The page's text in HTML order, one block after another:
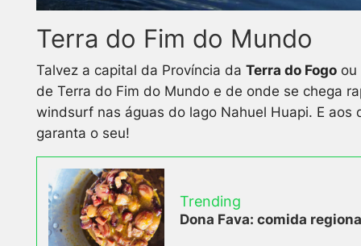
Terra do Fim do Mundo
Talvez a capital da Província da Terra do Fogoou
de Terra do Fim do Mundo e de onde se chega
windsurf nas águas do lago Nahuel Huapi. E
garanta o seu!
Trending
Dona Fava: comida